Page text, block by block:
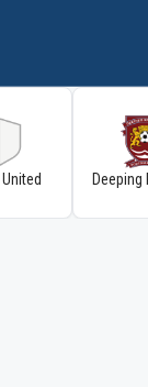
Deeping